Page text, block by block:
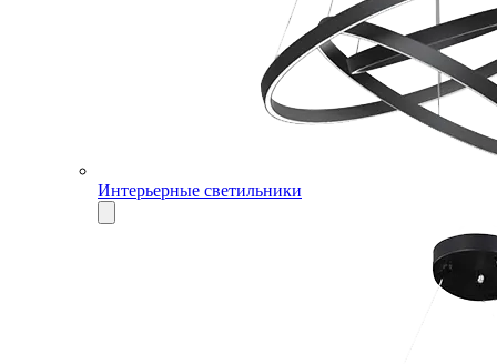
Интерьерные светильники